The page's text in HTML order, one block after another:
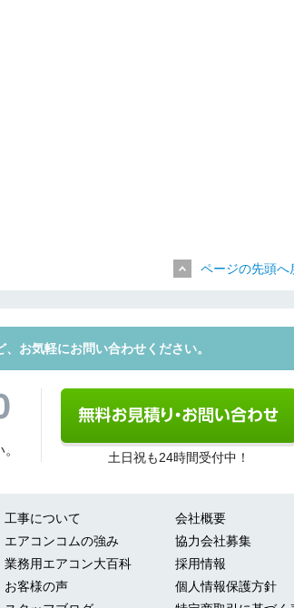
ページの先頭へ
お気軽にお問い合わせください。
土日祝も24時間受付中！
工事について
エアコンコムの強み
業務用エアコン大百科
お客様の声
会社概要
協力会社募集
採用情報
個人情報保護方針